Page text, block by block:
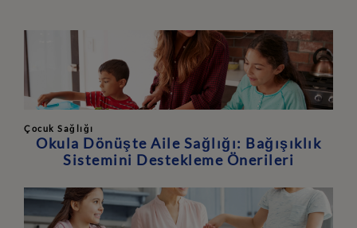
Çocuk Sağlığı
Okula Dönüşte Aile Sağlığı: Bağışıklık
Sistemini Destekleme Önerileri